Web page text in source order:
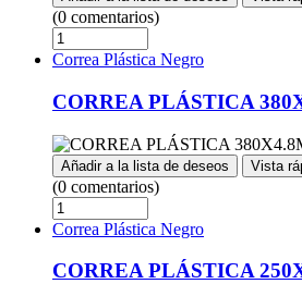
(0 comentarios)
Correa Plástica Negro
CORREA PLÁSTICA
Añadir a la lista de deseos Vista
(0 comentarios)
Correa Plástica Negro
CORREA PLÁSTICA